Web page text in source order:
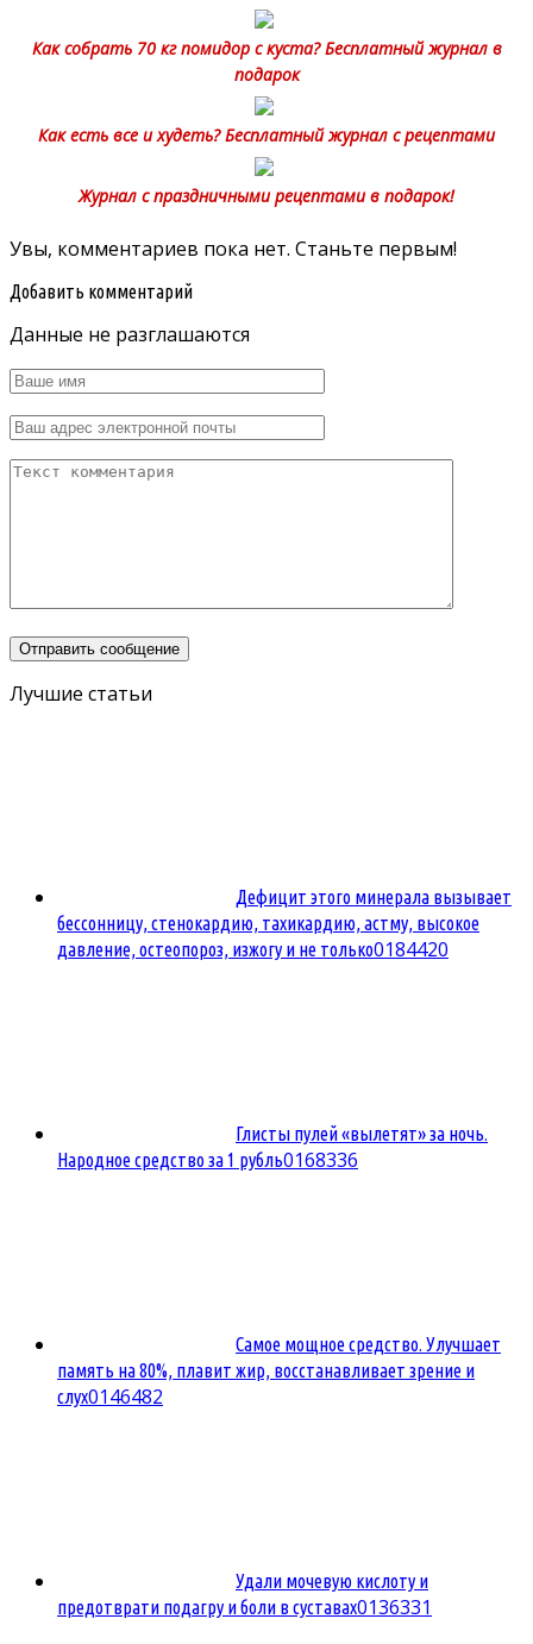
Как собрать 70 кг помидор с куста? Бесплатный журнал в
подарок
Как есть все и худеть? Бесплатный журнал с рецептами
Журнал с праздничными рецептами в подарок!
Увы, комментариев пока нет. Станьте первым!
Добавить комментарий
Данные не разглашаются
Лучшие статьи
Дефицит этого минерала вызывает
бессонницу, стенокардию, тахикардию, астму, высокое
давление, остеопороз, изжогу и не только0184420
Глисты пулей «вылетят» за ночь.
Народное средство за 1 рубль0168336
Самое мощное средство. Улучшает
память на 80%, плавит жир, восстанавливает зрение и
слух0146482
Удали мочевую кислоту и
предотврати подагру и боли в суставах0136331